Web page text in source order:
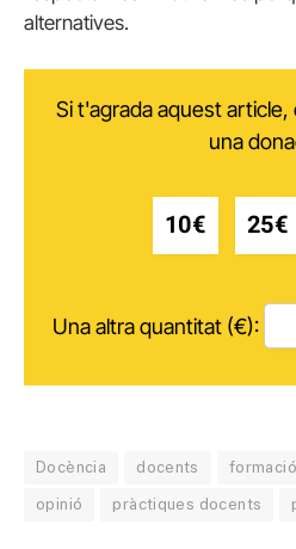
alternatives.
Si t'agrada aquest
una
10€ 25€
Una altra quantitat (€):
Docència docents
opinió pràctiques docents